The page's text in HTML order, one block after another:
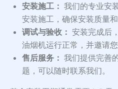
安装施工： 我们的专业安
安装施工，确保安装质量和
调试与验收： 安装完成后
油烟机运行正常，并邀请您
售后服务： 我们提供完善
题，可以随时联系我们。